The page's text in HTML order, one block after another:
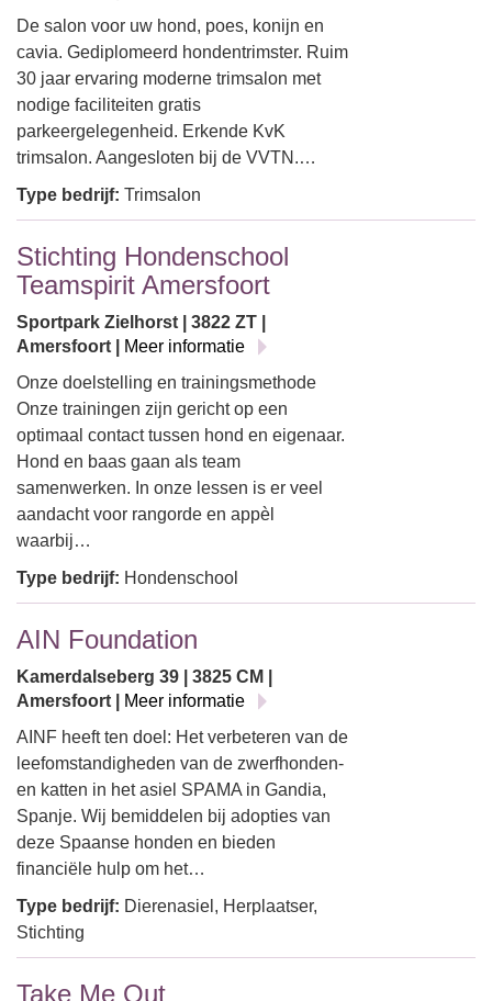
De salon voor uw hond, poes, konijn en
cavia. Gediplomeerd hondentrimster. Ruim
30 jaar ervaring moderne trimsalon met
nodige faciliteiten gratis
parkeergelegenheid. Erkende KvK
trimsalon. Aangesloten bij de VVTN.…
Type bedrijf: Trimsalon
Stichting Hondenschool
Teamspirit Amersfoort
Sportpark Zielhorst | 3822 ZT |
Amersfoort |
Meer informatie
Onze doelstelling en trainingsmethode
Onze trainingen zijn gericht op een
optimaal contact tussen hond en eigenaar.
Hond en baas gaan als team
samenwerken. In onze lessen is er veel
aandacht voor rangorde en appèl
waarbij…
Type bedrijf: Hondenschool
AIN Foundation
Kamerdalseberg 39 | 3825 CM |
Amersfoort |
Meer informatie
AINF heeft ten doel: Het verbeteren van de
leefomstandigheden van de zwerfhonden-
en katten in het asiel SPAMA in Gandia,
Spanje. Wij bemiddelen bij adopties van
deze Spaanse honden en bieden
financiële hulp om het…
Type bedrijf: Dierenasiel, Herplaatser,
Stichting
Take Me Out